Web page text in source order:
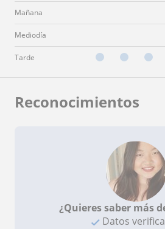
Mañana
Mediodía
Tarde
Reconocimientos
¿Quieres saber más
Datos